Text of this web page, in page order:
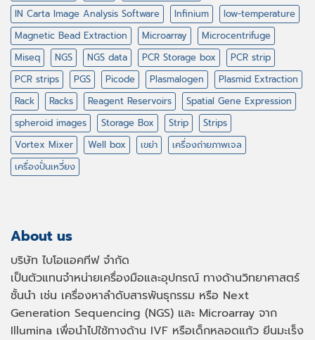
IN Carta Image Analysis Software
Infinium
low-temperature
Magnetic Bead Extraction
Microarray
Microcentrifuge
Miseq
NGS NGS data PCR Storage box
PCR strip
PCR strips
PGS Picode Plasmalogen
Plasmid Extraction
Rack
Racks Reagent Reservoirs
Spatial Gene Expression
spheroid images
Storage Box Strip
Strips
Vortex Mixer
Well box เขย่า
เครื่องถ่ายภาพเจล
เครื่องปั่นเหวี่ยง
About us
บริษัท ไบโอแอคทีฟ จำกัด
เป็นตัวแทนจำหน่ายเครื่องมือและอุปกรณ์ ทางด้านวิทยาศาสตร์
ชั้นนำ เช่น เครื่องหาลำดับสารพันธุกรรม หรือ Next
Generation Sequencing (NGS) และ Microarray จาก
Illumina เพื่อนำไปใช้ทางด้าน IVF หรือเด็กหลอดแก้ว ยีนมะเร็ง